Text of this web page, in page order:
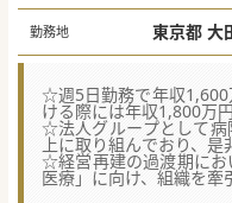
勤務地 東京
☆週5日勤務で年収1,600
ける際には年収1,800万
☆法人グループとして病
上に取り組んでおり、
☆経営再建の過渡期にお
医療」に向け、組織を牽